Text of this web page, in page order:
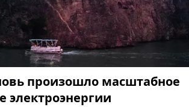
произошло масштабное
электроэнергии